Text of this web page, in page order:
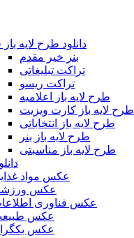
دانلود طرح لایه
بنر خیر مقدم
تراکت تبلیغاتی
تراکت ریسو
طرح لایه باز اعلامیه
طرح لایه باز کارت ویزیت
طرح لایه باز انتخاباتی
طرح لایه باز بنر
طرح لایه باز مناسبتی
عکس مواد
عکس
عکس فناوری
عکس
عکس